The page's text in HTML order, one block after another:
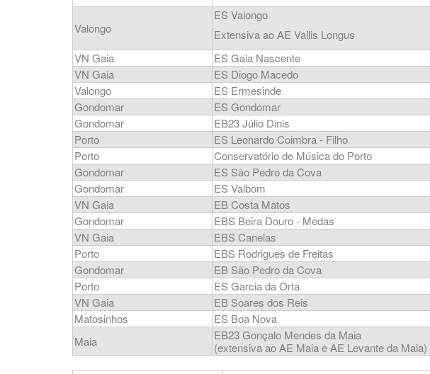
Valongo
ES Valongo
Extensiva ao AE Vallis Longus
VN Gaia
ES Gaia Nascente
VN Gaia
ES Diogo Macedo
Valongo
ES Ermesinde
Gondomar
ES Gondomar
Gondomar
EB23 Júlio Dinis
Porto
ES Leonardo Coimbra - Filho
Porto
Conservatório de Música do Porto
Gondomar
ES São Pedro da Cova
Gondomar
ES Valbom
VN Gaia
EB Costa Matos
Gondomar
EBS Beira Douro - Medas
VN Gaia
EBS Canelas
Porto
EBS Rodrigues de Freitas
Gondomar
EB São Pedro da Cova
Porto
ES Garcia da Orta
VN Gaia
EB Soares dos Reis
Matosinhos
ES Boa Nova
Maia
EB23 Gonçalo Mendes da Maia
(extensiva ao AE Maia e AE Levante da Maia)